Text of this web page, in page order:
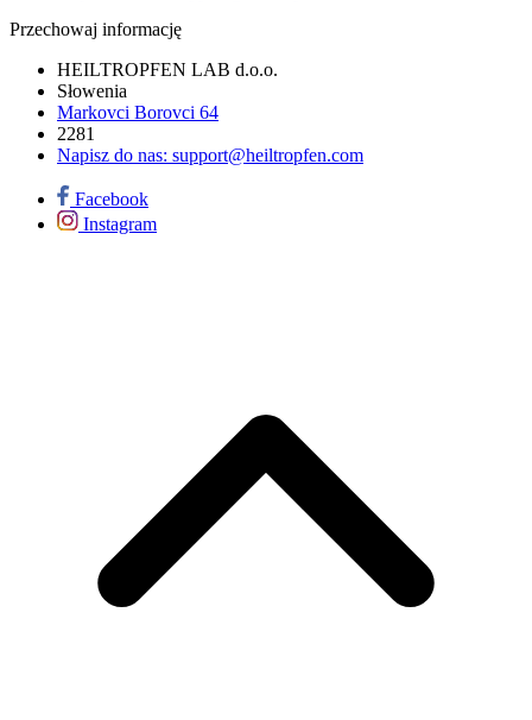
Przechowaj informację
HEILTROPFEN LAB d.o.o.
Słowenia
Markovci Borovci 64
2281
Napisz do nas: support@heiltropfen.com
Facebook
Instagram